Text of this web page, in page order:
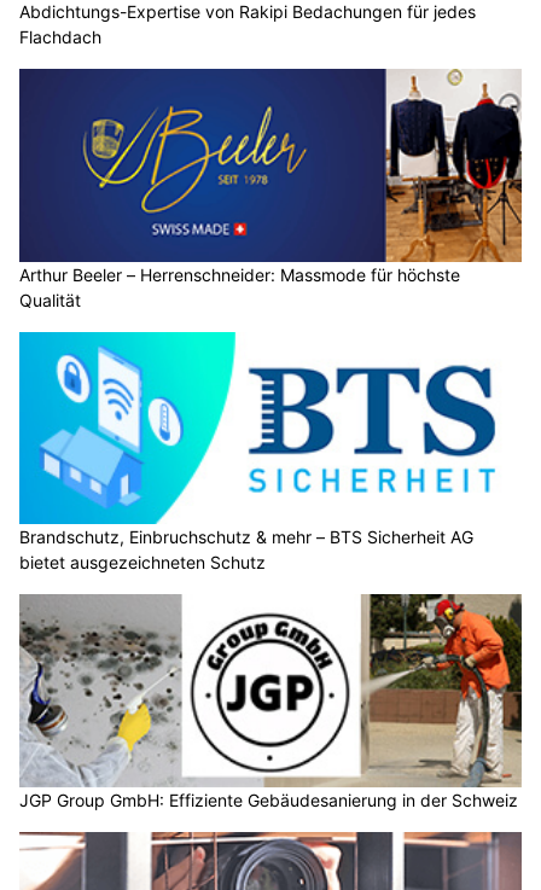
Abdichtungs-Expertise von Rakipi Bedachungen für jedes
Flachdach
Arthur Beeler – Herrenschneider: Massmode für höchste
Qualität
Brandschutz, Einbruchschutz & mehr – BTS Sicherheit AG
bietet ausgezeichneten Schutz
JGP Group GmbH: Effiziente Gebäudesanierung in der Schweiz